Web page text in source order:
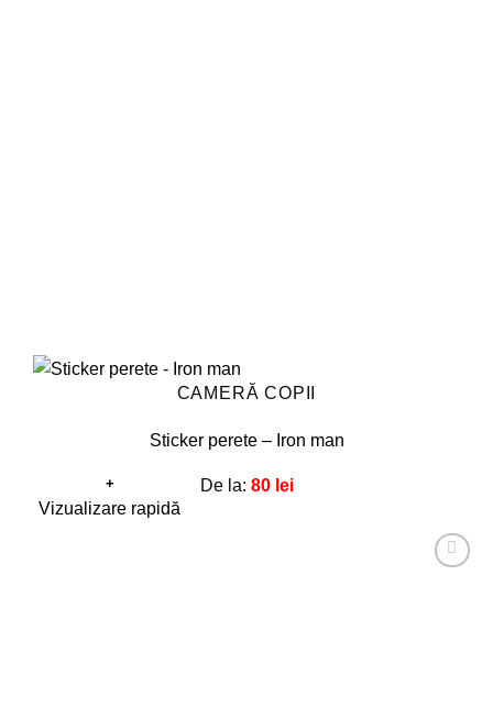
+
Acest
Vizualizare rapidă
CAMERĂ COPII
Sticker perete – Iron man
De la: 80 lei